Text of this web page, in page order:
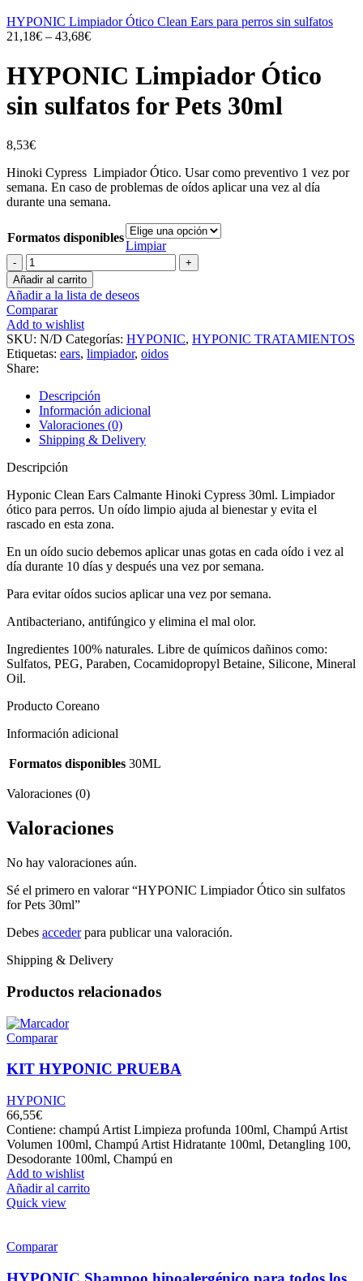
HYPONIC Limpiador Ótico Clean Ears para perros sin sulfatos
21,18€ – 43,68€
HYPONIC Limpiador Ótico
sin sulfatos for Pets 30ml
8,53€
Hinoki Cypress Limpiador Ótico. Usar como preventivo 1 vez por
semana. En caso de problemas de oídos aplicar una vez al día
durante una semana.
Formatos disponibles
Limpiar
HYPONIC
Limpiador
Ótico
sin
sulfatos
for
Pets
30ml
cantidad
Añadir al carrito
Añadir a la lista de deseos
Comparar
Add to wishlist
SKU: N/D Categorías: HYPONIC, HYPONIC TRATAMIENTOS
Etiquetas: ears, limpiador, oidos
Share:
Descripción
Información adicional
Valoraciones (0)
Shipping & Delivery
Descripción
Hyponic Clean Ears Calmante Hinoki Cypress 30ml. Limpiador
ótico para perros. Un oído limpio ajuda al bienestar y evita el
rascado en esta zona.
En un oído sucio debemos aplicar unas gotas en cada oído i vez al
día durante 10 días y después una vez por semana.
Para evitar oídos sucios aplicar una vez por semana.
Antibacteriano, antifúngico y elimina el mal olor.
Ingredientes 100% naturales. Libre de químicos dañinos como:
Sulfatos, PEG, Paraben, Cocamidopropyl Betaine, Silicone, Mineral
Oil.
Producto Coreano
Información adicional
Formatos disponibles 30ML
Valoraciones (0)
Valoraciones
No hay valoraciones aún.
Sé el primero en valorar “HYPONIC Limpiador Ótico sin sulfatos
for Pets 30ml”
Debes accederpara publicar una valoración.
Shipping & Delivery
Productos relacionados
Comparar
KIT HYPONIC PRUEBA
HYPONIC
66,55€
Contiene: champú Artist Limpieza profunda 100ml, Champú Artist
Volumen 100ml, Champú Artist Hidratante 100ml, Detangling 100,
Desodorante 100ml, Champú en
Add to wishlist
Añadir al carrito
Quick view
Comparar